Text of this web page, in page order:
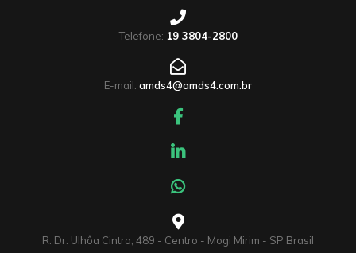
Telefone: 19 3804-2800
E-mail: amds4@amds4.com.br
R. Dr. Ulhôa Cintra, 489 - Centro - Mogi Mirim - SP Brasil